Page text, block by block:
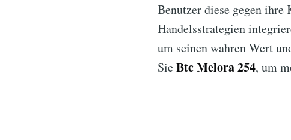
Benutzer diese gegen
Handelsstrategien
um seinen wahren Wert
SieBtc Melora 254, um